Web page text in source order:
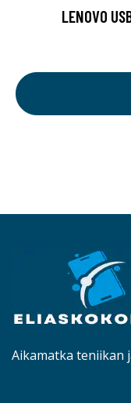
LENOVO
Aikamatka teniikan